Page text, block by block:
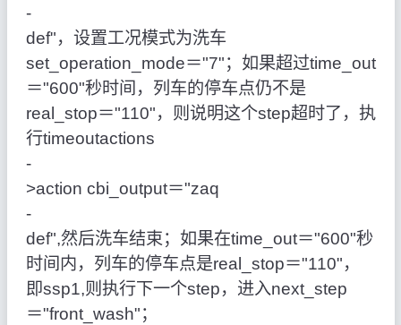
‑
def"，设置工况模式为洗车
set_operation_mode＝"7"；如果超过time_out
＝"600"秒时间，列车的停车点仍不是
real_stop＝"110"，则说明这个step超时了，执
行timeoutactions
‑
>action cbi_output＝"zaq
‑
def",然后洗车结束；如果在time_out＝"600"秒
时间内，列车的停车点是real_stop＝"110"，
即ssp1,则执行下一个step，进入next_step
＝"front_wash"；